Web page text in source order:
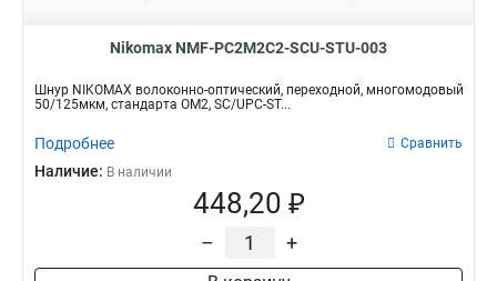
Nikomax NMF-PC2M2C2-SCU-STU-003
Шнур NIKOMAX волоконно-оптический, переходной, многомодовый
50/125мкм, стандарта ОМ2, SC/UPC-ST...
Подробнее Сравнить
Наличие: В наличии
448,20 ₽
– +